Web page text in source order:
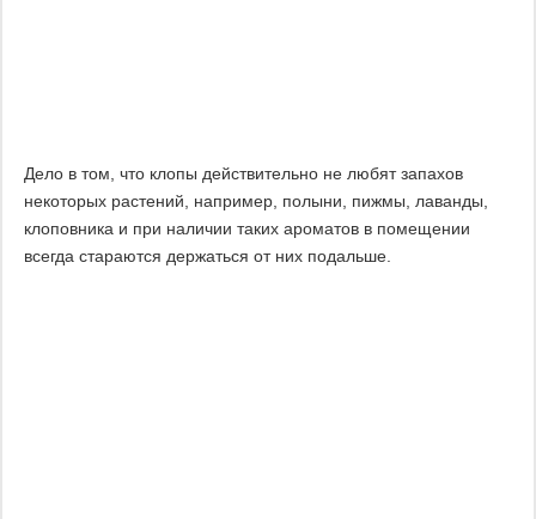
Дело в том, что клопы действительно не любят запахов
некоторых растений, например, полыни, пижмы, лаванды,
клоповника и при наличии таких ароматов в помещении
всегда стараются держаться от них подальше.